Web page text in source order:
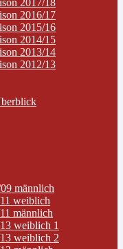
2017/18
2016/17
2015/16
2014/15
2013/14
2012/13
männlich
weiblich
männlich
weiblich 1
weiblich 2